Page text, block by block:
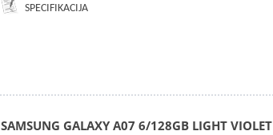
SPECIFIKACIJA
SAMSUNG GALAXY A07 6/128GB LIGHT VIOLET